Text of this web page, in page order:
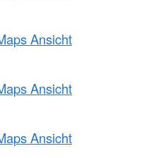
Ansicht
Ansicht
Ansicht